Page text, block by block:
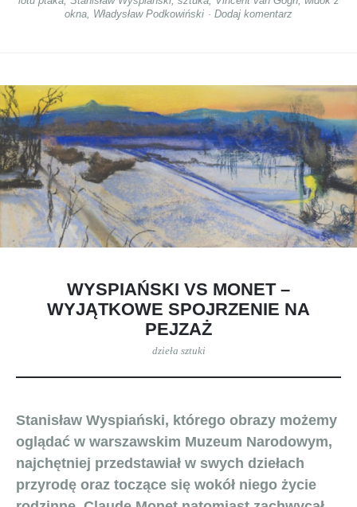
okna Władysław Podkowiński Dodaj komentarz
WYSPIAŃSKI VS MONET –
WYJĄTKOWE SPOJRZENIE NA
PEJZAŻ
dzieła sztuki
Stanisław Wyspiański, którego obrazy możemy
oglądać w warszawskim Muzeum Narodowym,
najchętniej przedstawiał w swych dziełach
przyrodę oraz toczące się wokół niego życie